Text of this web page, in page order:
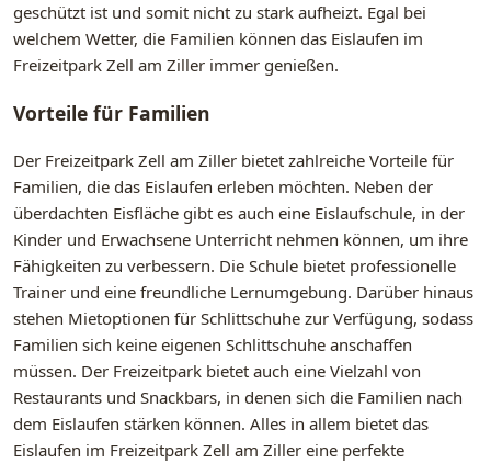
geschützt ist und somit nicht zu stark aufheizt. Egal bei
welchem Wetter, die Familien können das Eislaufen im
Freizeitpark Zell am Ziller immer genießen.
Vorteile für Familien
Der Freizeitpark Zell am Ziller bietet zahlreiche Vorteile für
Familien, die das Eislaufen erleben möchten. Neben der
überdachten Eisfläche gibt es auch eine Eislaufschule, in der
Kinder und Erwachsene Unterricht nehmen können, um ihre
Fähigkeiten zu verbessern. Die Schule bietet professionelle
Trainer und eine freundliche Lernumgebung. Darüber hinaus
stehen Mietoptionen für Schlittschuhe zur Verfügung, sodass
Familien sich keine eigenen Schlittschuhe anschaffen
müssen. Der Freizeitpark bietet auch eine Vielzahl von
Restaurants und Snackbars, in denen sich die Familien nach
dem Eislaufen stärken können. Alles in allem bietet das
Eislaufen im Freizeitpark Zell am Ziller eine perfekte